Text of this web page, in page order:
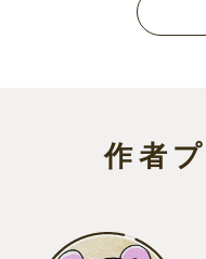
作者